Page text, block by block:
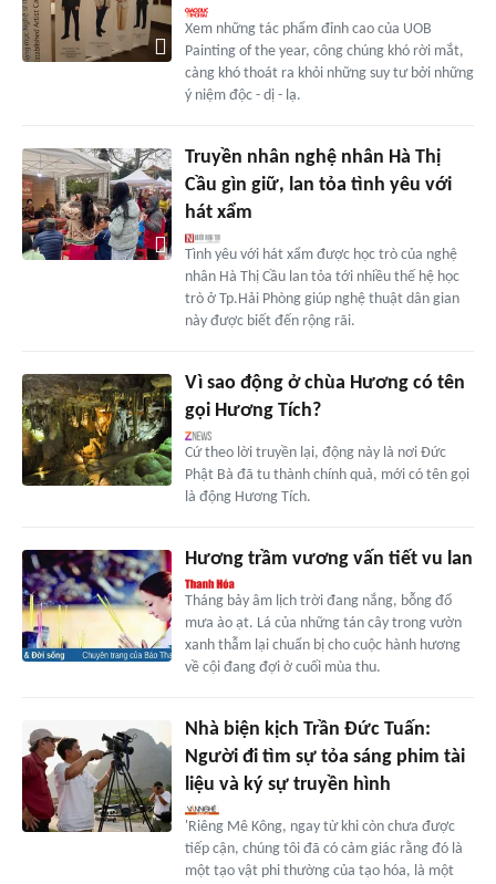
Xem những tác phẩm đỉnh cao của UOB
Painting of the year, công chúng khó rời mắt,
càng khó thoát ra khỏi những suy tư bởi những
ý niệm độc - dị - lạ.
Truyền nhân nghệ nhân Hà Thị
Cầu gìn giữ, lan tỏa tình yêu với
hát xẩm
Tình yêu với hát xẩm được học trò của nghệ
nhân Hà Thị Cầu lan tỏa tới nhiều thế hệ học
trò ở Tp.Hải Phòng giúp nghệ thuật dân gian
này được biết đến rộng rãi.
Vì sao động ở chùa Hương có tên
gọi Hương Tích?
Cứ theo lời truyền lại, động này là nơi Đức
Phật Bà đã tu thành chính quả, mới có tên gọi
là động Hương Tích.
Hương trầm vương vấn tiết vu lan
Tháng bảy âm lịch trời đang nắng, bỗng đổ
mưa ào ạt. Lá của những tán cây trong vườn
xanh thẫm lại chuẩn bị cho cuộc hành hương
về cội đang đợi ở cuối mùa thu.
Nhà biện kịch Trần Đức Tuấn:
Người đi tìm sự tỏa sáng phim tài
liệu và ký sự truyền hình
'Riêng Mê Kông, ngay từ khi còn chưa được
tiếp cận, chúng tôi đã có cảm giác rằng đó là
một tạo vật phi thường của tạo hóa, là một